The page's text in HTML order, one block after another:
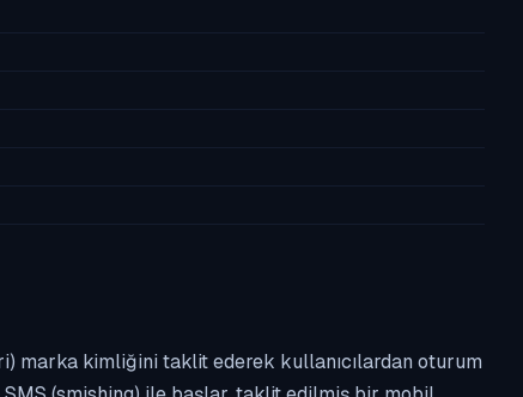
marka kimliğini taklit ederek kullanıcılardan oturum